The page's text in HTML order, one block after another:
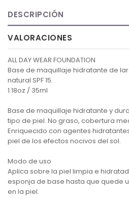
DESCRIPCIÓN
VALORACIONES
ALL DAY WEAR FOUNDATION
Base de maquillaje hidratante de
natural SPF 15.
1.18oz / 35ml
Base de maquillaje hidratante y
tipo de piel. No graso, cobertura
Enriquecido con agentes
piel de los efectos nocivos del sol.
Modo de uso
Aplica sobre la piel limpia e
esponja de base hasta que quede
en la piel.